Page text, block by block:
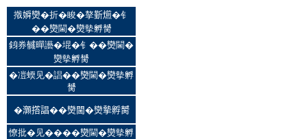
撠𡡞𤓖�折�睃�摮𣂼𤐄�钅
��𤓖閫�𤓖摰孵膥
銵券𢒰暺讛�堒�钅��𤓖閫�
𤓖摰孵膥
�凒蝡见�誯��𤓖閫�𤓖摰孵
膥
�𤅡撘誯��𤓖閫�𤓖摰孵膥
憭批�见����𤓖閫�𤓖摰孵